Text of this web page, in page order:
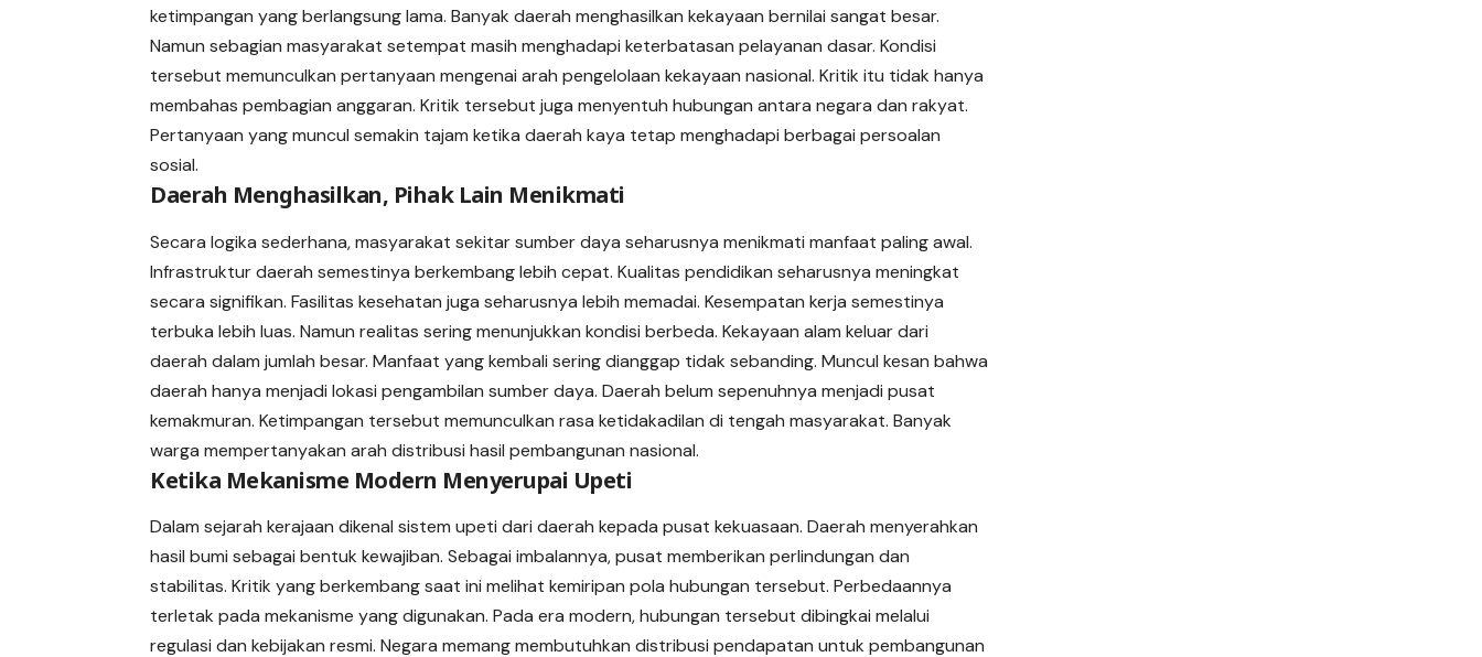
ketimpangan yang berlangsung lama. Banyak daerah menghasilkan kekayaan bernilai sangat besar.
Namun sebagian masyarakat setempat masih menghadapi keterbatasan pelayanan dasar. Kondisi
tersebut memunculkan pertanyaan mengenai arah pengelolaan kekayaan nasional. Kritik itu tidak hanya
membahas pembagian anggaran. Kritik tersebut juga menyentuh hubungan antara negara dan rakyat.
Pertanyaan yang muncul semakin tajam ketika daerah kaya tetap menghadapi berbagai persoalan
sosial.
Daerah Menghasilkan, Pihak Lain Menikmati
Secara logika sederhana, masyarakat sekitar sumber daya seharusnya menikmati manfaat paling awal.
Infrastruktur daerah semestinya berkembang lebih cepat. Kualitas pendidikan seharusnya meningkat
secara signifikan. Fasilitas kesehatan juga seharusnya lebih memadai. Kesempatan kerja semestinya
terbuka lebih luas. Namun realitas sering menunjukkan kondisi berbeda. Kekayaan alam keluar dari
daerah dalam jumlah besar. Manfaat yang kembali sering dianggap tidak sebanding. Muncul kesan bahwa
daerah hanya menjadi lokasi pengambilan sumber daya. Daerah belum sepenuhnya menjadi pusat
kemakmuran. Ketimpangan tersebut memunculkan rasaketidakadilandi tengah masyarakat. Banyak
warga mempertanyakan arah distribusi hasil pembangunan nasional.
Ketika Mekanisme Modern Menyerupai Upeti
Dalam sejarah kerajaan dikenal sistem upeti dari daerah kepada pusat kekuasaan. Daerah menyerahkan
hasil bumi sebagai bentuk kewajiban. Sebagai imbalannya, pusat memberikan perlindungan dan
stabilitas. Kritik yang berkembang saat ini melihat kemiripan pola hubungan tersebut. Perbedaannya
terletak pada mekanisme yang digunakan. Pada era modern, hubungan tersebut dibingkai melalui
regulasi dan kebijakan resmi. Negara memang membutuhkan distribusi pendapatan untuk pembangunan